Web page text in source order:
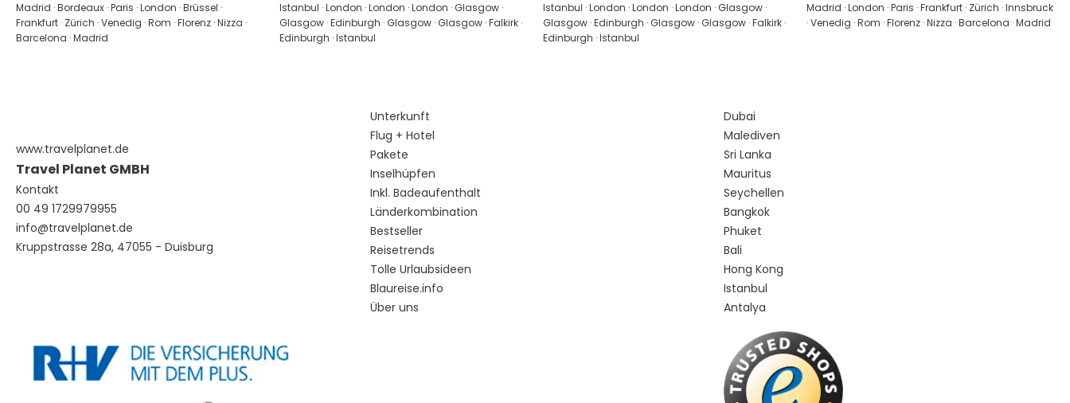
Sehen
Madrid · Bordeaux · Paris · London · Brüssel ·
Frankfurt · Zürich · Venedig · Rom · Florenz · Nizza ·
Barcelona · Madrid
Sehen
Istanbul · London · London · London · Glasgow ·
Glasgow · Edinburgh · Glasgow · Glasgow · Falkirk ·
Edinburgh · Istanbul
Sehen
Istanbul · London · London · London · Glasgow ·
Glasgow · Edinburgh · Glasgow · Glasgow · Falkirk ·
Edinburgh · Istanbul
Sehen
Madrid · London · Paris · Frankfurt · Zürich · Innsbruck
· Venedig · Rom · Florenz · Nizza · Barcelona · Madrid
www.travelplanet.de
Travel Planet GMBH
Kontakt
00 49 1729979955
info@travelplanet.de
Kruppstrasse 28a, 47055 - Duisburg
Unterkunft
Flug + Hotel
Pakete
Inselhüpfen
Inkl. Badeaufenthalt
Länderkombination
Bestseller
Reisetrends
Tolle Urlaubsideen
Blaureise.info
Über uns
Dubai
Malediven
Sri Lanka
Mauritus
Seychellen
Bangkok
Phuket
Bali
Hong Kong
Istanbul
Antalya